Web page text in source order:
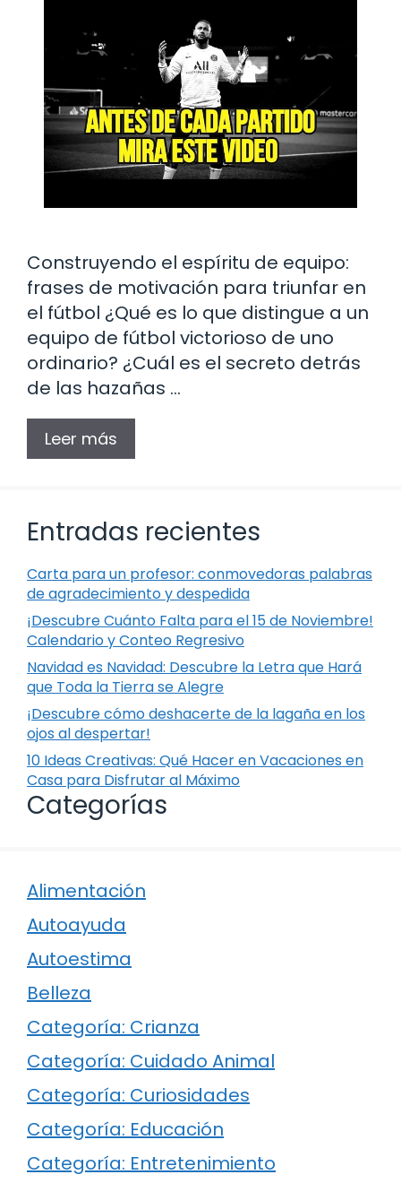
Construyendo el espíritu de equipo:
frases de motivación para triunfar en
el fútbol ¿Qué es lo que distingue a un
equipo de fútbol victorioso de uno
ordinario? ¿Cuál es el secreto detrás
de las hazañas …
Leer más
Entradas recientes
Carta para un profesor: conmovedoras palabras
de agradecimiento y despedida
¡Descubre Cuánto Falta para el 15 de Noviembre!
Calendario y Conteo Regresivo
Navidad es Navidad: Descubre la Letra que Hará
que Toda la Tierra se Alegre
¡Descubre cómo deshacerte de la lagaña en los
ojos al despertar!
10 Ideas Creativas: Qué Hacer en Vacaciones en
Casa para Disfrutar al Máximo
Categorías
Alimentación
Autoayuda
Autoestima
Belleza
Categoría: Crianza
Categoría: Cuidado Animal
Categoría: Curiosidades
Categoría: Educación
Categoría: Entretenimiento